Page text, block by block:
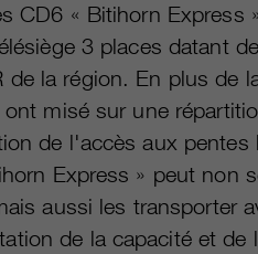
CD6 « Bitihorn Express
3 places datant
de la région. En plus de
misé sur une
de l'accès aux pentes
Express » peut non
aussi les transporter
de la capacité et de
fin